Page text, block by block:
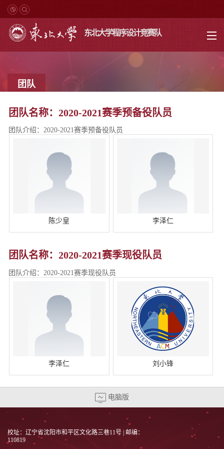
东北大学程序设计竞赛队
团队
团队名称：2020-2021赛季预备役队员
团队介绍：2020-2021赛季预备役队员
陈少皇 李泽仁
团队名称：2020-2021赛季现役队员
团队介绍：2020-2021赛季现役队员
李泽仁 刘小锋
电脑版
校址：辽宁省沈阳市和平区文化路三巷11号 | 邮编：
110819